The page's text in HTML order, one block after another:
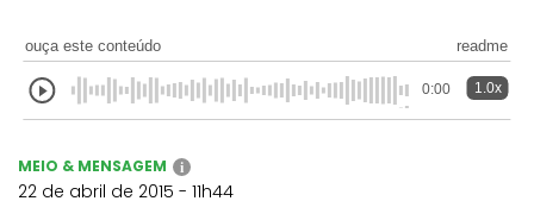
ouça este conteúdo readme
0:00 1.0x
MEIO & MENSAGEM i
22 de abril de 2015 - 11h44